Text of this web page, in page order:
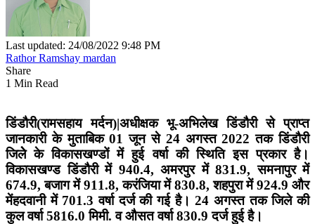
Last updated: 24/08/2022 9:48 PM
Rathor Ramshay mardan
Share
1 Min Read
डिंडौरी(रामसहाय मर्दन)|अधीक्षक भू-अभिलेख डिंडौरी से प्राप्त
जानकारी के मुताबिक 01 जून से 24 अगस्त 2022 तक डिंडौरी
जिलेे के विकासखण्डों में हुई वर्षा की स्थिति इस प्रकार है।
विकासखण्ड डिंडौरी में 940.4, अमरपुर में 831.9, समनापुर में
674.9, बजाग में 911.8, करंजिया में 830.8, शहपुरा में 924.9 और
मेंहदवानी में 701.3 वर्षा दर्ज की गई है। 24 अगस्त तक जिले की
कुल वर्षा 5816.0 मिमी. व औसत वर्षा 830.9 दर्ज हुई है।